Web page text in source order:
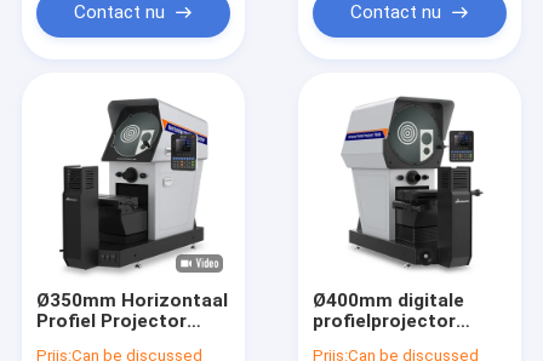
Contact nu Contact nu
Ø350mm Horizontaal
Profiel Projector
Prijs:Can be discussed
Ø400mm digitale
profielprojector
Prijs:Can be discussed